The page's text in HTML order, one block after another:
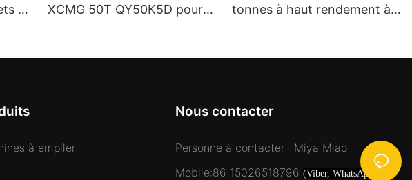
de
XCMG 50T QY50K5D pour
tonnes à haut rendement à
à empiler
Nous contacter
Personne à contacter : Miya Miao
Mobile:86 15026518796 (Viber, WhatsApp,